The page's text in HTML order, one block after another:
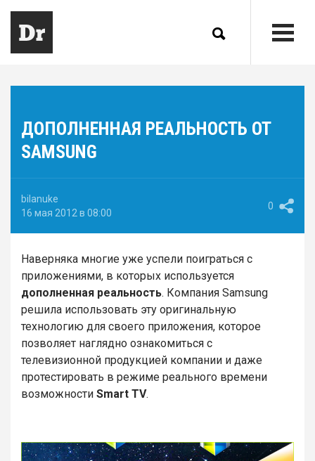
ДОПОЛНЕННАЯ РЕАЛЬНОСТЬ ОТ
SAMSUNG
bilanuke
16 мая 2012 в 08:00
0
Наверняка многие уже успели поиграться с
приложениями, в которых используется
дополненная реальность. Компания Samsung
решила использовать эту оригинальную
технологию для своего приложения, которое
позволяет наглядно ознакомиться с
телевизионной продукцией компании и даже
протестировать в режиме реального времени
возможности Smart TV.